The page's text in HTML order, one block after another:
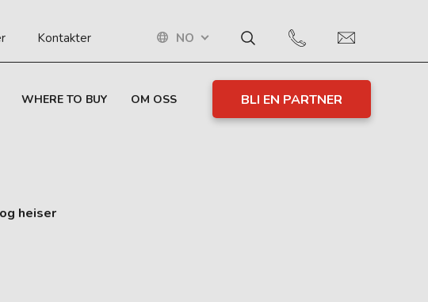
Kontakter NO
WHERE TO BUY OM OSS BLI EN PARTNER
heiser